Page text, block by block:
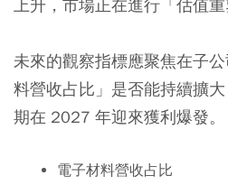
上升，市場正在進行「估值重
未來的觀察指標應聚焦在子
料營收占比」是否能持續擴
期在 2027 年迎來獲利爆發。
電子材料營收占比